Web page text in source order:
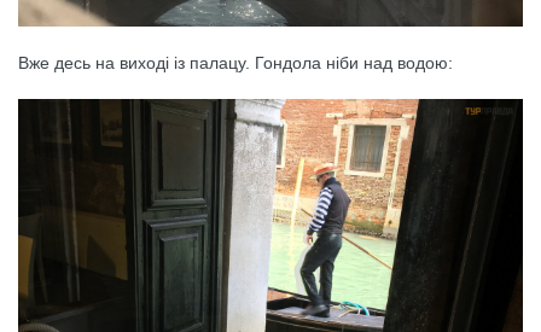
Вже десь на виході із палацу. Гондола ніби над водою: